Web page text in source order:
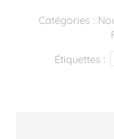
Catégories :
Étiquettes :